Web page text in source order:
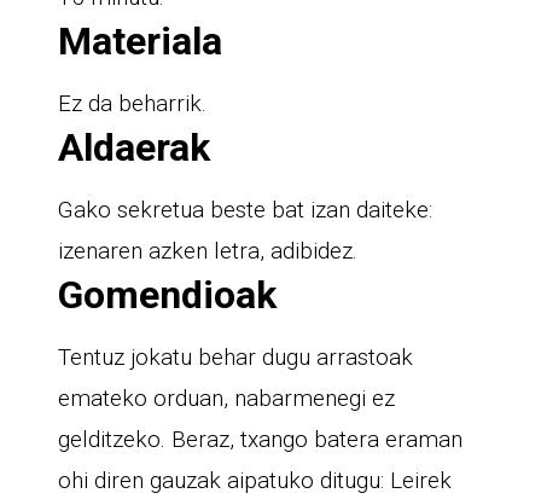
Materiala
Ez da beharrik.
Aldaerak
Gako sekretua beste bat izan daiteke:
izenaren azken letra, adibidez.
Gomendioak
Tentuz jokatu behar dugu arrastoak
emateko orduan, nabarmenegi ez
gelditzeko. Beraz, txango batera eraman
ohi diren gauzak aipatuko ditugu: Leirek